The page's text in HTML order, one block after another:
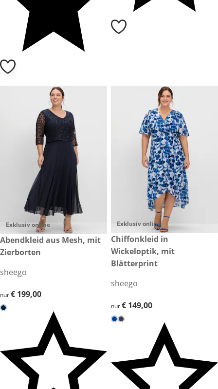
Exklusiv online
€ 199,00
Abendkleid aus Mesh, mit
Zierborten
sheego
€ 199,00
nur€ 199,00
Exklusiv online
€ 149,00
Chiffonkleid in
Wickeloptik, mit
Blätterprint
sheego
€ 149,00
nur€ 149,00